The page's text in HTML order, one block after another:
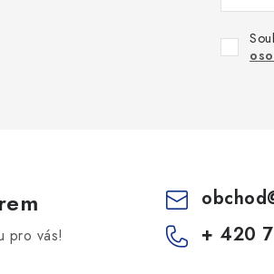
pro vás!
obchod
+ 420